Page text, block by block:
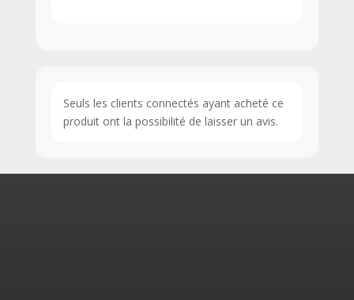
Seuls les clients connectés ayant acheté ce
produit ont la possibilité de laisser un avis.